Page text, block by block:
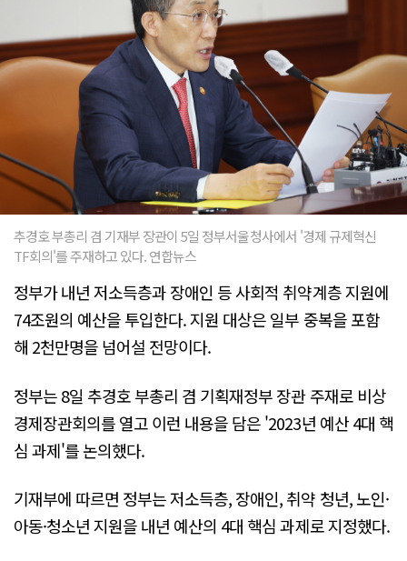
추경호 부총리 겸 기재부 장관이 5일 정부서울청사에서 '경제 규제혁신
TF회의'를 주재하고 있다. 연합뉴스
정부가 내년 저소득층과 장애인 등 사회적 취약계층 지원에
74조원의 예산을 투입한다. 지원 대상은 일부 중복을 포함
해 2천만명을 넘어설 전망이다.
정부는 8일 추경호 부총리 겸 기획재정부 장관 주재로 비상
경제장관회의를 열고 이런 내용을 담은 '2023년 예산 4대 핵
심 과제'를 논의했다.
기재부에 따르면 정부는 저소득층, 장애인, 취약 청년, 노인·
아동·청소년 지원을 내년 예산의 4대 핵심 과제로 지정했다.